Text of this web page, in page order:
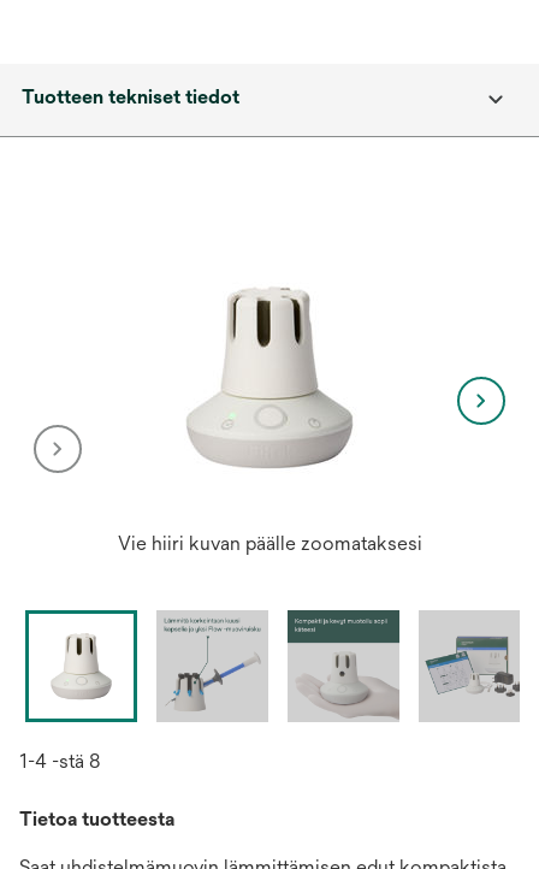
Tuotteen tekniset tiedot
Vie hiiri kuvan päälle zoomataksesi
1-4 -stä 8
Tietoa tuotteesta